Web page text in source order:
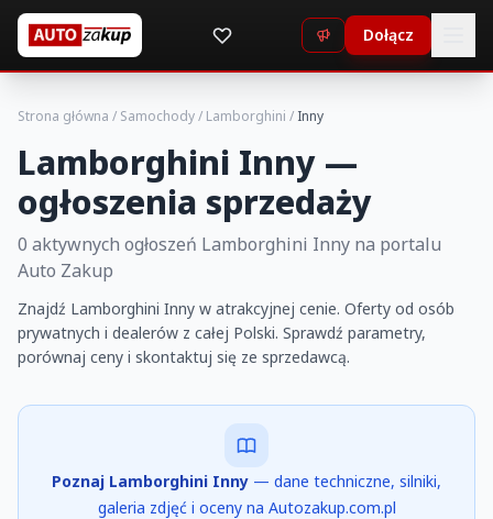
Dołącz
Strona główna / Samochody/ Lamborghini / Inny
Lamborghini Inny —
ogłoszenia sprzedaży
0 aktywnych ogłoszeń Lamborghini Inny na portalu
Auto Zakup
Znajdź Lamborghini Inny w atrakcyjnej cenie. Oferty od osób
prywatnych i dealerów z całej Polski. Sprawdź parametry,
porównaj ceny i skontaktuj się ze sprzedawcą.
Poznaj Lamborghini Inny — dane techniczne, silniki,
galeria zdjęć i oceny na Autozakup.com.pl